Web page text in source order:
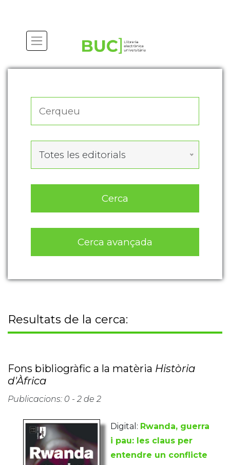
Totes les editorials
Cerca
Cerca avançada
Resultats de la cerca:
Fons bibliogràfic a la matèria Història
d'Àfrica
Publicacions: 0 - 2 de 2
Digital: Rwanda, guerra
i pau: les claus per
entendre un conflicte